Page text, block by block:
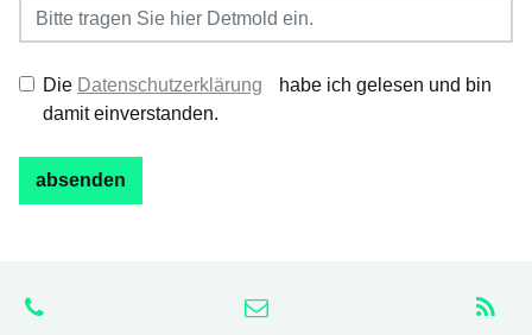
Die Datenschutzerklärung
habe ich gelesen und bin
damit einverstanden.